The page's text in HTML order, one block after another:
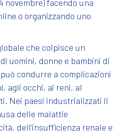
novembre) facendo una
o organizzando uno
che colpisce un
uomini, donne e bambini di
condurre a complicazioni
agli occhi, ai reni, al
Nei paesi industrializzati il
delle malattie
dell’insufficienza renale e